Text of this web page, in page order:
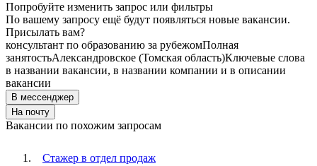
Попробуйте изменить запрос или фильтры
По вашему запросу ещё будут появляться новые вакансии.
Присылать вам?
консультант по образованию за рубежомПолная
занятостьАлександровское (Томская область)Ключевые слова
в названии вакансии, в названии компании и в описании
вакансии
В мессенджер
На почту
Вакансии по похожим запросам
Стажер в отдел продаж